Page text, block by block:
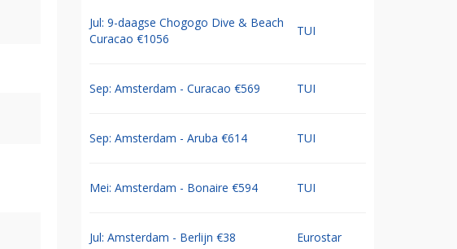
Jul: 9-daagse Chogogo Dive & Beach
Curacao €1056
TUI
Sep: Amsterdam - Curacao €569 TUI
Sep: Amsterdam - Aruba €614 TUI
Mei: Amsterdam - Bonaire €594 TUI
Jul: Amsterdam - Berlijn €38 Eurostar